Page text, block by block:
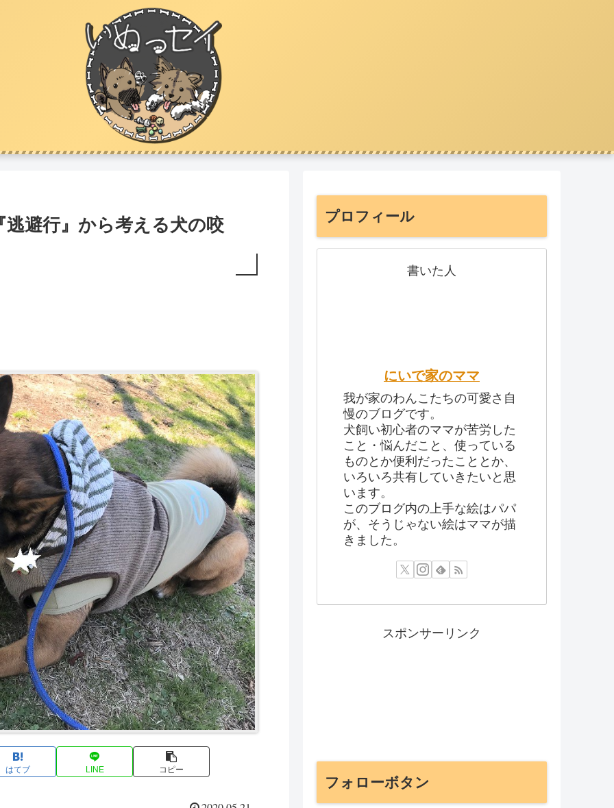
避行』から考える犬の咬
はてブ LINE コピー
プロフィール
書いた人
にいで家のママ
我が家のわんこたちの可愛さ自
慢のブログです。
犬飼い初心者のママが苦労した
こと・悩んだこと、使っている
ものとか便利だったこととか、
いろいろ共有していきたいと思
います。
このブログ内の上手な絵はパパ
が、そうじゃない絵はママが描
きました。
スポンサーリンク
フォローボタン